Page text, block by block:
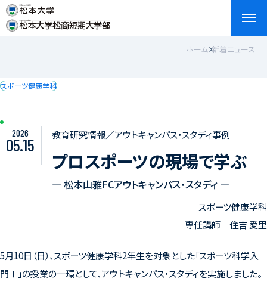
English
ホーム 新着ニュース
スポーツ健康学科
2026
05.15
教育研究情報／アウトキャンパス・スタディ事例
プロスポーツの現場で学ぶ
― 松本山雅FCアウトキャンパス・スタディ ―
スポーツ健康学科
専任講師 住吉 愛里
5月10日（日）、スポーツ健康学科2年生を対象とした「スポーツ科学入
門 Ⅰ 」の授業の一環として、アウトキャンパス・スタディを実施しました。